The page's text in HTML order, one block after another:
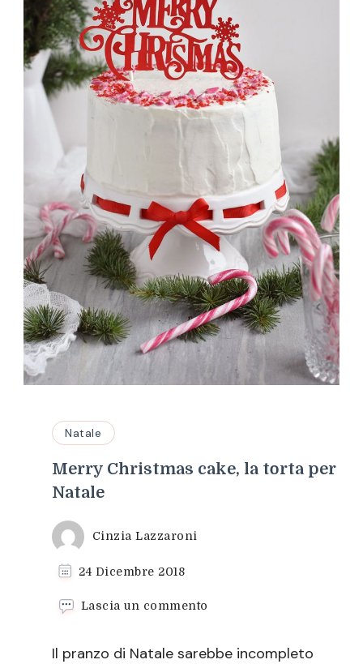
Natale
Merry Christmas cake, la torta per
Natale
Cinzia Lazzaroni
24 Dicembre 2018
Lascia un commento
cake,
Il pranzo di Natale sarebbe incompleto